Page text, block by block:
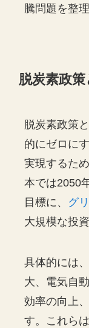
騰問題を整
脱炭素政策
脱炭素政策
的にゼロに
実現するた
本では2050
目標に、 グ
大規模な投
具体的には
大、電気自
効率の向上
す。これら